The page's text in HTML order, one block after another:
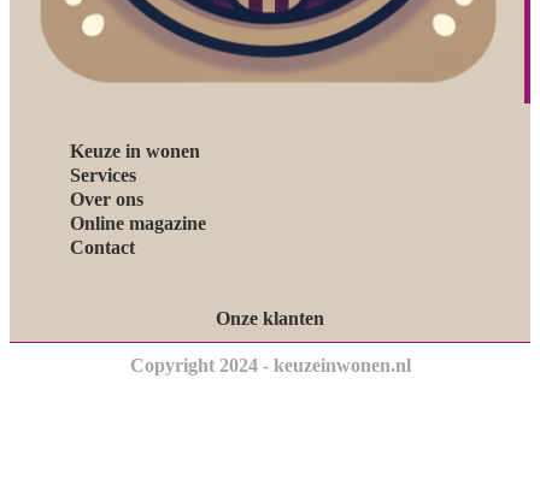
Keuze in wonen
Services
Over ons
Online magazine
Contact
Onze klanten
Copyright 2024 - keuzeinwonen.nl